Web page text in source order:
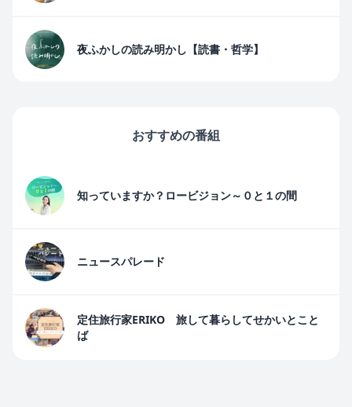
夜ふかしの読み明かし【読書・哲学】
おすすめの番組
知っていますか？ロービジョン～０と１の間
ニュースパレード
定住旅行家ERIKO 旅して暮らしてせかいとこと
ば